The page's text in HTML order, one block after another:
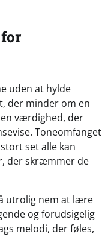
uden at hylde
der minder om en
værdighed, der
Toneomfanget
set alle kan
der skræmmer de
utrolig nem at lære
og forudsigelig
melodi, der føles,